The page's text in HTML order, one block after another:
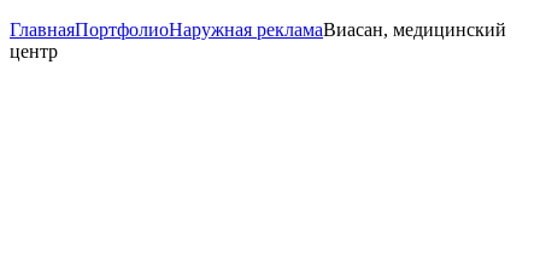
ГлавнаяПортфолиоНаружная рекламаВиасан, медицинский
центр